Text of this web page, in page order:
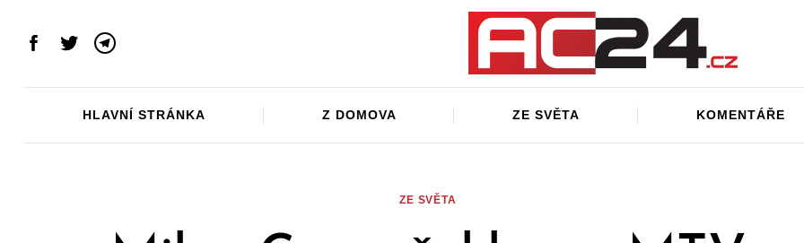
Facebook
TwitterTelegram
HLAVNÍ STRÁNKA Z DOMOVA ZE SVĚTA KOMENTÁŘE
ZE SVĚTA